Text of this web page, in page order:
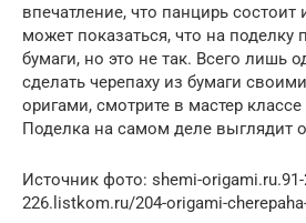
впечатление, что панцирь состоит
может показаться, что на поделку
бумаги, но это не так. Всего лишь
сделать черепаху из бумаги
оригами, смотрите в мастер
Поделка на самом деле выглядит
Источник фото: shemi-origami.ru.91-
226.listkom.ru/204-origami-